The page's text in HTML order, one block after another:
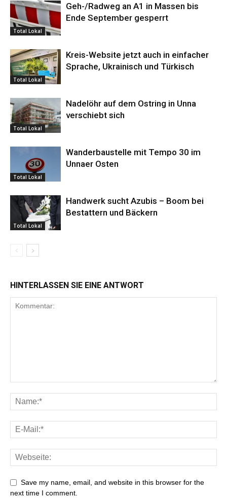
Total Lokal
Geh-/Radweg an A1 in Massen bis
Ende September gesperrt
Total Lokal
Kreis-Website jetzt auch in einfacher
Sprache, Ukrainisch und Türkisch
Total Lokal
Nadelöhr auf dem Ostring in Unna
verschiebt sich
Total Lokal
Wanderbaustelle mit Tempo 30 im
Unnaer Osten
Total Lokal
Handwerk sucht Azubis – Boom bei
Bestattern und Bäckern
HINTERLASSEN SIE EINE ANTWORT
Save my name, email, and website in this browser for the
next time I comment.